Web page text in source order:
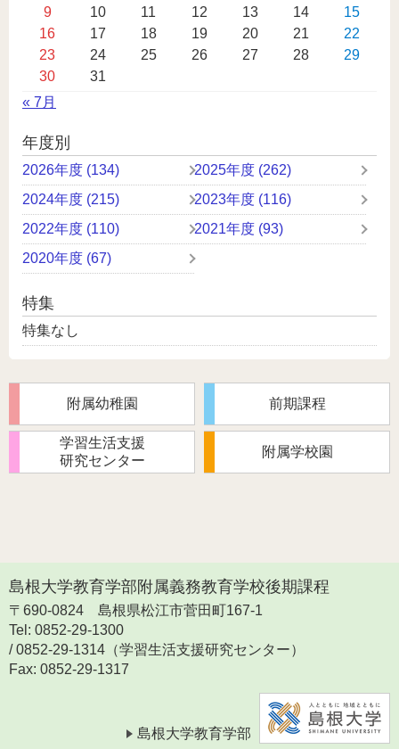
9
10 11 12 13 14
15
16
17 18 19 20 21
22
23
24 25 26 27 28
29
30
31
« 7月
年度別
2026年度 (134)
2025年度 (262)
2024年度 (215)
2023年度 (116)
2022年度 (110)
2021年度 (93)
2020年度 (67)
特集
特集なし
附属幼稚園 前期課程
学習生活支援
研究センター
附属学校園
島根大学教育学部附属義務教育学校後期課程
〒690-0824
島根県松江市菅田町167-1
Tel: 0852-29-1300
/ 0852-29-1314（学習生活支援研究センター）
Fax: 0852-29-1317
島根大学教育学部